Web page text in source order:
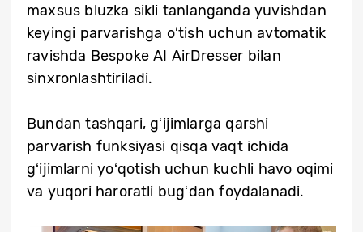
maxsus bluzka sikli tanlanganda yuvishdan
keyingi parvarishga oʻtish uchun avtomatik
ravishda Bespoke AI AirDresser bilan
sinxronlashtiriladi.
Bundan tashqari, gʻijimlarga qarshi
parvarish funksiyasi qisqa vaqt ichida
gʻijimlarni yoʻqotish uchun kuchli havo oqimi
va yuqori haroratli bugʻdan foydalanadi.